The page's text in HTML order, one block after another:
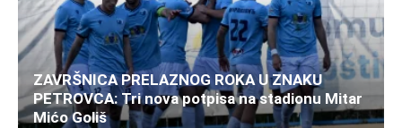
ZAVRŠNICA PRELAZNOG ROKA U ZNAKU
PETROVCA: Tri nova potpisa na stadionu Mitar
Mićo Goliš